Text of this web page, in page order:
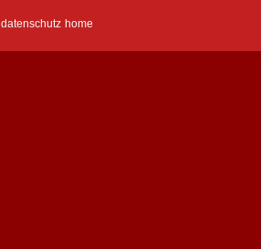
datenschutz home